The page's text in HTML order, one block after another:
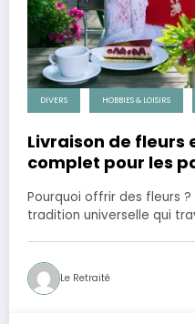
DIVERS HOBBIES & LOISIRS
Livraison de fleurs
complet pour les
Pourquoi offrir des fleurs
tradition universelle qui
Le Retraité